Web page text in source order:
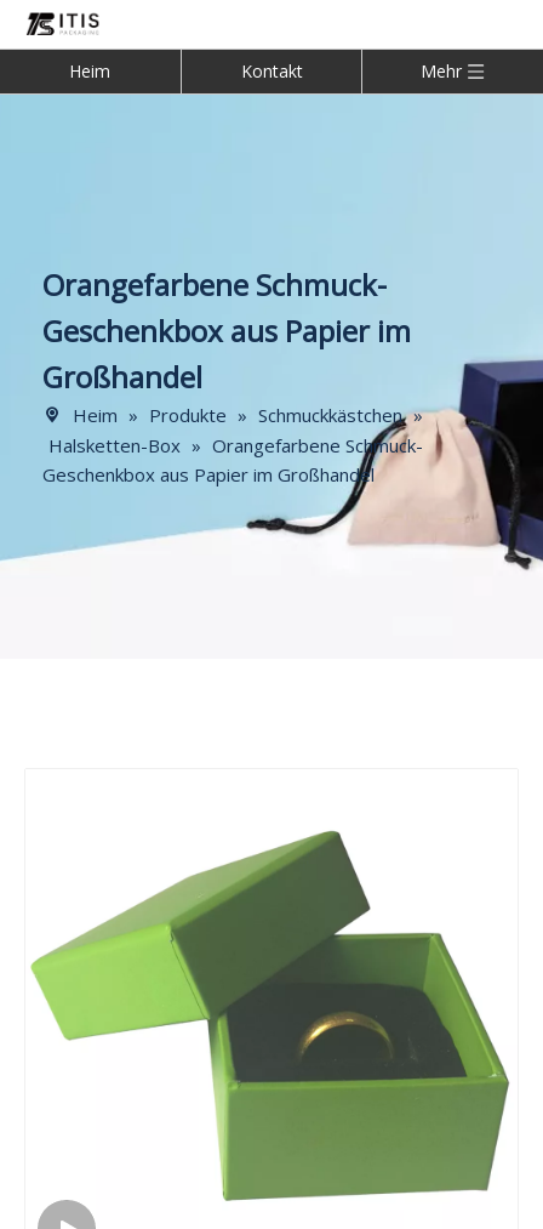
Heim Kontakt Mehr
Orangefarbene Schmuck-
Geschenkbox aus Papier im
Großhandel
Heim » Produkte » Schmuckkästchen »
Halsketten-Box » Orangefarbene Schmuck-
Geschenkbox aus Papier im Großhandel